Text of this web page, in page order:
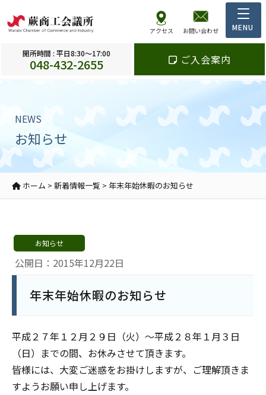
アクセス お問い合わせ
開所時間 : 平日8:30～17:00
048-432-2655 ご入会案内
NEWS
お知らせ
ホーム > 新着情報一覧 > 年末年始休暇のお知らせ
公開日：2015年12月22日
お知らせ
年末年始休暇のお知らせ
平成２７年１２月２９日（火）～平成２８年１月３日
（日）までの間、お休みさせて頂きます。
皆様には、大変ご迷惑をお掛けしますが、ご理解頂きま
すようお願い申し上げます。